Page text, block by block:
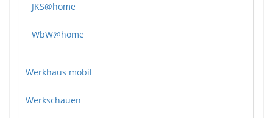
JKS@home
WbW@home
Werkhaus mobil
Werkschauen